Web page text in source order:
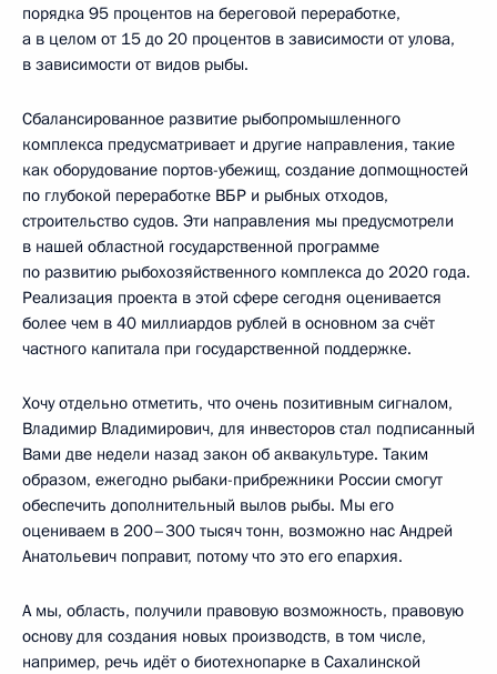
порядка 95 процентов на береговой переработке,
а в целом от 15 до 20 процентов в зависимости от улова,
в зависимости от видов рыбы.
Сбалансированное развитие рыбопромышленного
комплекса предусматривает и другие направления, такие
как оборудование портов-убежищ, создание допмощностей
по глубокой переработке ВБР и рыбных отходов,
строительство судов. Эти направления мы предусмотрели
в нашей областной государственной программе
по развитию рыбохозяйственного комплекса до 2020 года.
Реализация проекта в этой сфере сегодня оценивается
более чем в 40 миллиардов рублей в основном за счёт
частного капитала при государственной поддержке.
Хочу отдельно отметить, что очень позитивным сигналом,
Владимир Владимирович, для инвесторов стал подписанный
Вами две недели назад закон об аквакультуре. Таким
образом, ежегодно рыбаки-прибрежники России смогут
обеспечить дополнительный вылов рыбы. Мы его
оцениваем в 200–300 тысяч тонн, возможно нас Андрей
Анатольевич поправит, потому что это его епархия.
А мы, область, получили правовую возможность, правовую
основу для создания новых производств, в том числе,
например, речь идёт о биотехнопарке в Сахалинской